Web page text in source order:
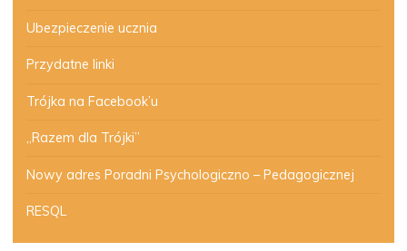
Ubezpieczenie ucznia
Przydatne linki
Trójka na Facebook’u
„Razem dla Trójki”
Nowy adres Poradni Psychologiczno – Pedagogicznej
RESQL